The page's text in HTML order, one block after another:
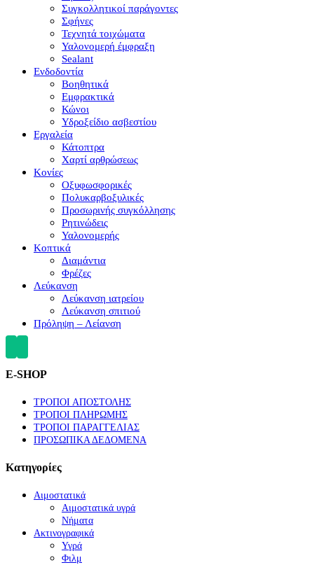
Συγκολλητικοί παράγοντες
Σφήνες
Τεχνητά τοιχώματα
Υαλονομερή έμφραξη
Sealant
Ενδοδοντία
Βοηθητικά
Εμφρακτικά
Κώνοι
Υδροξείδιο ασβεστίου
Εργαλεία
Κάτοπτρα
Χαρτί αρθρώσεως
Κονίες
Οξυφωσφορικές
Πολυκαρβοξυλικές
Προσωρινής συγκόλλησης
Ρητινώδεις
Υαλονομερής
Κοπτικά
Διαμάντια
Φρέζες
Λεύκανση
Λεύκανση ιατρείου
Λεύκανση σπιτιού
Πρόληψη – Λείανση
E-SHOP
ΤΡΟΠΟΙ ΑΠΟΣΤΟΛΗΣ
ΤΡΟΠΟΙ ΠΛΗΡΩΜΗΣ
ΤΡΟΠΟΙ ΠΑΡΑΓΓΕΛΙΑΣ
ΠΡΟΣΩΠΙΚΑ ΔΕΔΟΜΕΝΑ
Κατηγορίες
Αιμοστατικά
Αιμοστατικά υγρά
Νήματα
Ακτινογραφικά
Υγρά
Φιλμ